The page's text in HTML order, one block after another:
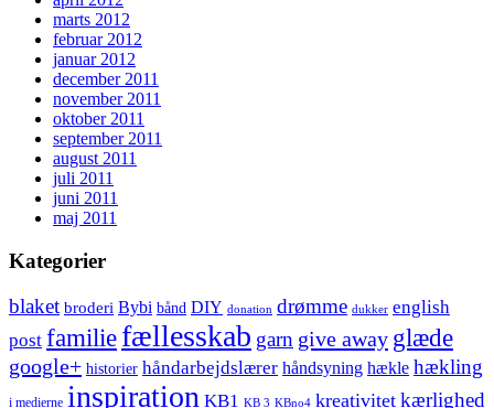
marts 2012
februar 2012
januar 2012
december 2011
november 2011
oktober 2011
september 2011
august 2011
juli 2011
juni 2011
maj 2011
Kategorier
blaket broderi Bybi bånd DIY donation drømme dukker english
post familie fællesskab garn give away glæde
google+ historier håndarbejdslærer håndsyning hækle hækling
i medierne inspiration KB1 KB 3 KBno4 kreativitet kærlighed